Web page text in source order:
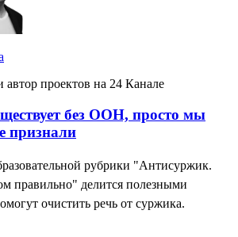
автор проектов на 24 Канале
без ООН, просто мы
признали
рубрики "Антисуржик.
правильно" делится полезными
очистить речь от суржика.